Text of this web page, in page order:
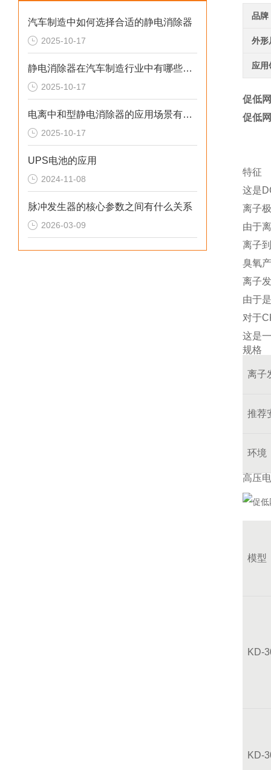
汽车制造中如何选择合适的静电消除器
2025-10-17
静电消除器在汽车制造行业中有哪些应用场景
2025-10-17
电离中和型静电消除器的应用场景有哪些
2025-10-17
UPS电池的应用
2024-11-08
脉冲发生器的核心参数之间有什么关系
2026-03-09
品牌
外形
应用
促低
促低
特征
这是
离子
由于
离子
臭氧
离子
由于
对于
这是
规格
离子
推荐
环境
高压
模型
KD-
KD-